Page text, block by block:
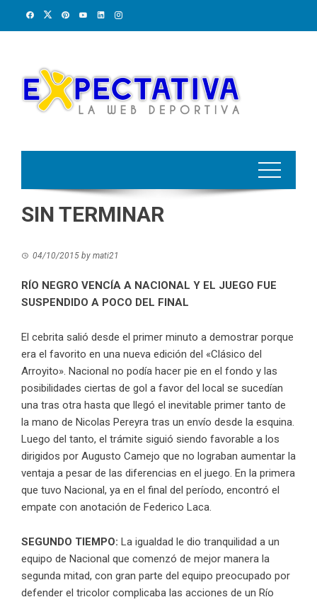
SIN TERMINAR
04/10/2015 by mati21
RÍO NEGRO VENCÍA A NACIONAL Y EL JUEGO FUE
SUSPENDIDO A POCO DEL FINAL
El cebrita salió desde el primer minuto a demostrar porque
era el favorito en una nueva edición del «Clásico del
Arroyito». Nacional no podía hacer pie en el fondo y las
posibilidades ciertas de gol a favor del local se sucedían
una tras otra hasta que llegó el inevitable primer tanto de
la mano de Nicolas Pereyra tras un envío desde la esquina.
Luego del tanto, el trámite siguió siendo favorable a los
dirigidos por Augusto Camejo que no lograban aumentar la
ventaja a pesar de las diferencias en el juego. En la primera
que tuvo Nacional, ya en el final del período, encontró el
empate con anotación de Federico Laca.
SEGUNDO TIEMPO: La igualdad le dio tranquilidad a un
equipo de Nacional que comenzó de mejor manera la
segunda mitad, con gran parte del equipo preocupado por
defender el tricolor complicaba las acciones de un Río